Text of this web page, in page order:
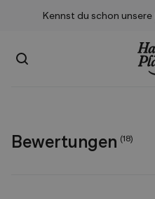
Kennst du schon unsere
Suchen
Bewertungen (18)